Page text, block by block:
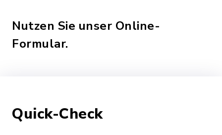
Nutzen Sie unser Online-
Formular.
Quick-Check